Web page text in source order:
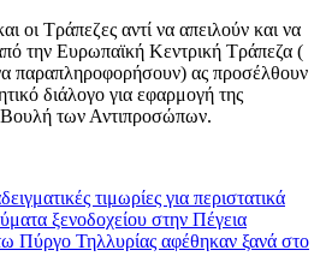
Τράπεζες αντί να απειλούν και να
την Ευρωπαϊκή Κεντρική Τράπεζα (
παραπληροφορήσουν) ας προσέλθουν
διάλογο για εφαρμογή της
των Αντιπροσώπων.
τιμωρίες για περιστατικά
ξενοδοχείου στην Πέγεια
Πύργο Τηλλυρίας αφέθηκαν ξανά στο